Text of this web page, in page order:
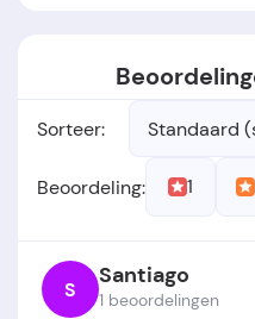
Sorteer: Standaard
Beoordeling: 1
S Santiago
1 beoordelingen